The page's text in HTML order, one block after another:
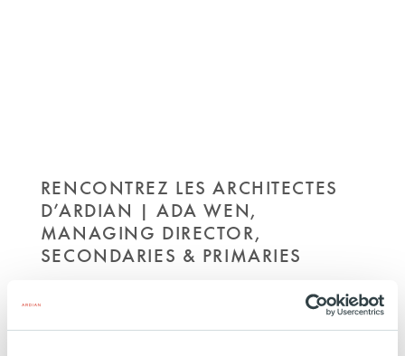
RENCONTREZ LES ARCHITECTES
D’ARDIAN | ADA WEN,
MANAGING DIRECTOR,
SECONDARIES & PRIMARIES
en lumière les collaborateurs qui sont à l’origine de